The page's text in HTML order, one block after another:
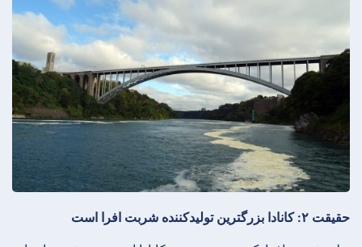
حقیقت ۲: کانادا بزرگترین تولیدکننده شربت افرا است